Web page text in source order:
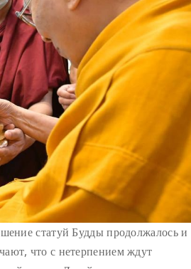
статуй Будды продолжалось и
что с нетерпением ждут